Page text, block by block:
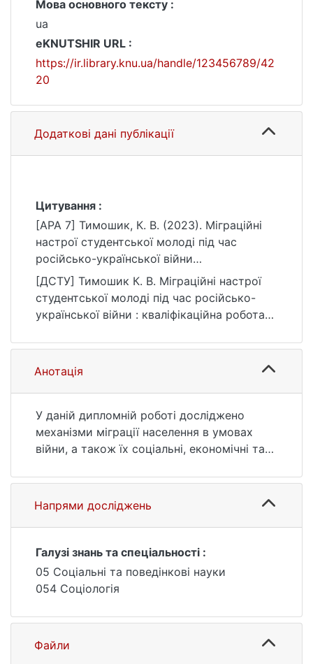
Мова основного тексту :
ua
eKNUTSHIR URL :
https://ir.library.knu.ua/handle/123456789/42
20
Додаткові дані публікації
Цитування :
[APA 7] Тимошик, К. В. (2023). Міграційні
настрої студентської молоді під час
російсько-української війни
[Бакалаврська робота, Київський
національний університет імені Тараса
Шевченка]. eKNUTSHIR.
https://ir.library.knu.ua/handle/123456789/42
20
[ДСТУ] Тимошик К. В. Міграційні настрої
студентської молоді під час російсько-
української війни : кваліфікаційна робота
науки. Київ, 2023. 55 с. URL:
https://ir.library.knu.ua/handle/123456789/42
20 (дата звернення: 25.07.2026).
Анотація
У даній дипломній роботі досліджено
механізми міграції населення в умовах
війни, а також їх соціальні, економічні та
країн-приймачів. Розкрито складність цієї
проблеми.
Напрями досліджень
Галузі знань та спеціальності :
05 Соціальні та поведінкові науки
054 Соціологія
Файли